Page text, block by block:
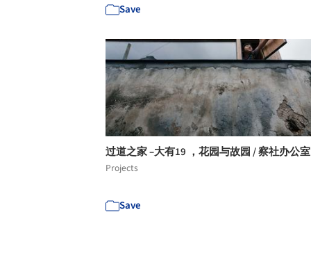
Save
过道之家 –大有19 ，花园与故园 / 察社办公室
Projects
Save